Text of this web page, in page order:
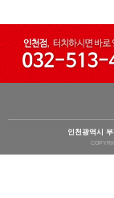
인천광역시